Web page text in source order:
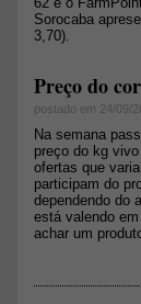
Sorocaba
3,70).
Preço do
postado em 24/09/
Na semana
preço do kg
ofertas que
participam do
dependendo do
está valendo
achar um